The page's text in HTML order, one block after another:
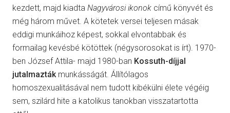
kezdett, majd kiadta Nagyvárosi ikonok című könyvét és
még három művet. A kötetek versei teljesen másak
eddigi munkáihoz képest, sokkal elvontabbak és
formailag kevésbé kötöttek (négysorosokat is írt). 1970-
ben József Attila- majd 1980-ban Kossuth-díjjal
jutalmazták munkásságát. Állítólagos
homoszexualitásával nem tudott kibékülni élete végéig
sem, szilárd hite a katolikus tanokban visszatartotta